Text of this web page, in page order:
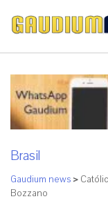
Brasil
Gaudium news >
Bozzano